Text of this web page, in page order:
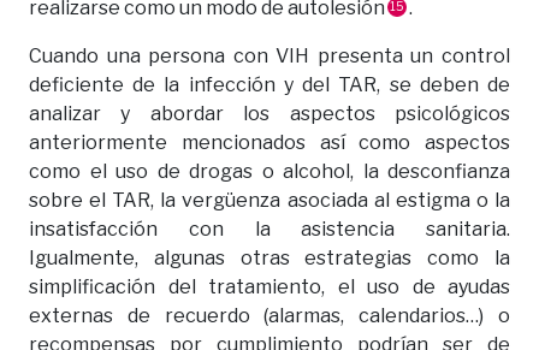
realizarse como un modo de autolesión 15 .
Cuando una persona con VIH presenta un control
deficiente de la infección y del TAR, se deben de
analizar y abordar los aspectos psicológicos
anteriormente mencionados así como aspectos
como el uso de drogas o alcohol, la desconfianza
sobre el TAR, la vergüenza asociada al estigma o la
insatisfacción con la asistencia sanitaria.
Igualmente, algunas otras estrategias como la
simplificación del tratamiento, el uso de ayudas
externas de recuerdo (alarmas, calendarios…) o
recompensas por cumplimiento podrían ser de